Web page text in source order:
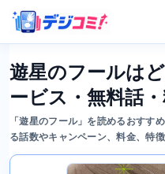
遊星のフールは
ービス・無料話
「遊星のフール」を読めるおすす
る話数やキャンペーン、料金、特